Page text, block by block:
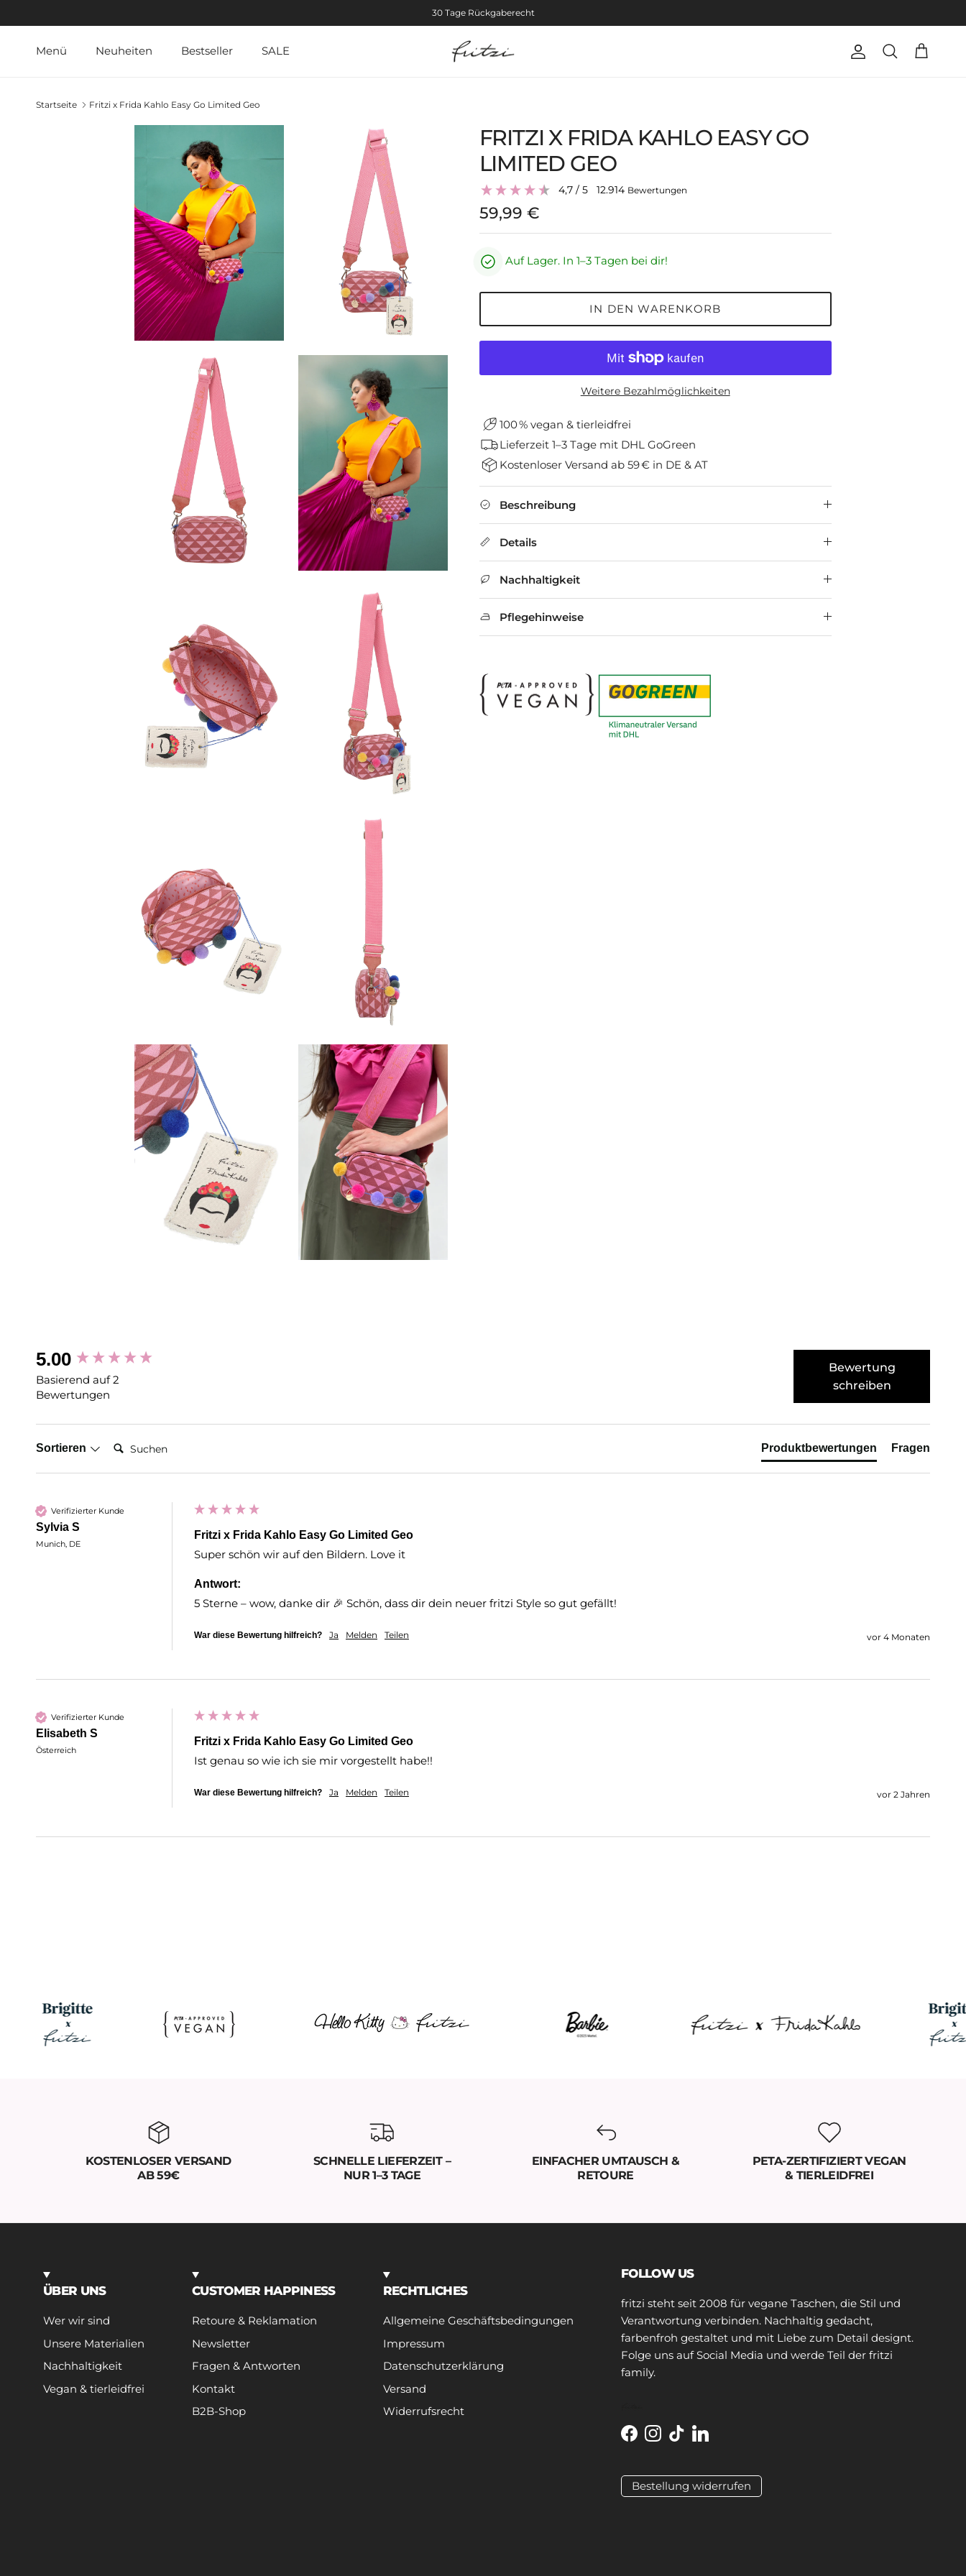
30 Tage Rückgaberecht
Menü Neuheiten Bestseller SALE KontoSuchen
Startseite Fritzi x Frida Kahlo Easy Go Limited Geo
FRITZI X FRIDA KAHLO EASY GO
LIMITED GEO
4,7/ 5 12.914 Bewertungen
Normaler Preis
59,99 €
Auf Lager. In 1–3 Tagen bei dir!
IN DEN WARENKORB
Weitere Bezahlmöglichkeiten
100 % vegan & tierleidfrei
Lieferzeit 1–3 Tage mit DHL GoGreen
Kostenloser Versand ab 59 € in DE & AT
Beschreibung
Details
Nachhaltigkeit
Pflegehinweise
5.00
Basierend auf 2
Bewertungen
Bewertung
schreiben
Sortieren Suchen: Produktbewertungen Fragen
Verifizierter Kunde
Sylvia S
Munich, DE
Fritzi x Frida Kahlo Easy Go Limited Geo
Super schön wir auf den Bildern. Love it
Antwort:
5 Sterne – wow, danke dir 🎉 Schön, dass dir dein neuer fritzi Style so gut gefällt!
War diese Bewertung hilfreich? Ja Melden Teilen vor 4 Monaten
Verifizierter Kunde
Elisabeth S
Österreich
Fritzi x Frida Kahlo Easy Go Limited Geo
Ist genau so wie ich sie mir vorgestellt habe!!
War diese Bewertung hilfreich? Ja Melden Teilen vor 2 Jahren
New content loaded
KOSTENLOSER VERSAND
AB 59€
SCHNELLE LIEFERZEIT –
NUR 1–3 TAGE
EINFACHER UMTAUSCH &
RETOURE
PETA-ZERTIFIZIERT VEGAN
& TIERLEIDFREI
ÜBER UNS
Wer wir sind
Unsere Materialien
Nachhaltigkeit
Vegan & tierleidfrei
CUSTOMER HAPPINESS
Retoure & Reklamation
Newsletter
Fragen & Antworten
Kontakt
B2B-Shop
RECHTLICHES
Allgemeine Geschäftsbedingungen
Impressum
Datenschutzerklärung
Versand
Widerrufsrecht
FOLLOW US
fritzi steht seit 2008 für vegane Taschen, die Stil und
Verantwortung verbinden. Nachhaltig gedacht,
farbenfroh gestaltet und mit Liebe zum Detail designt.
Folge uns auf Social Media und werde Teil der fritzi
family.
Facebook
Instagram
TikTokLinkedIn
Bestellung widerrufen